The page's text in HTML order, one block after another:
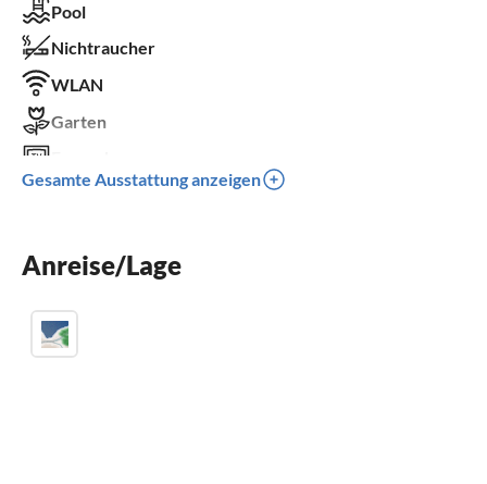
Pool
Nichtraucher
WLAN
Garten
Terrasse
Waschmaschine
Gesamte Ausstattung anzeigen
Anreise/Lage